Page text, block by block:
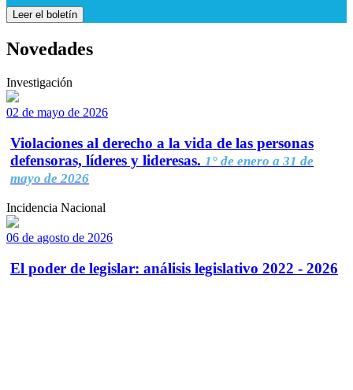
Leer el boletín
Novedades
Investigación
02 de mayo de 2026
Violaciones al derecho a la vida de las personas
defensoras, líderes y lideresas. 1° de enero a 31 de
mayo de 2026
Incidencia Nacional
06 de agosto de 2026
El poder de legislar: análisis legislativo 2022 - 2026